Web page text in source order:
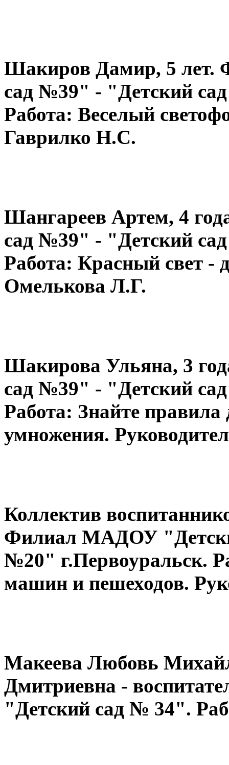
Шакиров Дамир, 5
сад №39" - "Детский
Работа: Веселый
Гаврилко Н.С.
Шангареев Артем, 4
сад №39" - "Детский
Работа: Красный свет -
Омелькова Л.Г.
Шакирова Ульяна, 3
сад №39" - "Детский
Работа: Знайте
умножения.
Коллектив
Филиал МАДОУ
№20" г.Первоуральск.
машин и пешеходов.
Макеева Любовь
Дмитриевна -
"Детский сад № 34".